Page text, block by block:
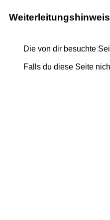
Weiterleitungshinweis
Die von dir besuchte
Falls du diese Seite